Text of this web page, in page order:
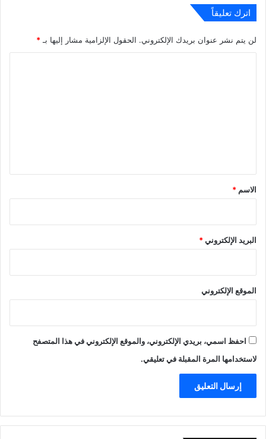
اترك تعليقاً
لن يتم نشر عنوان بريدك الإلكتروني. الحقول الإلزامية مشار إليها بـ *
*
الاسم *
البريد الإلكتروني*
الموقع الإلكتروني
احفظ اسمي، بريدي الإلكتروني، والموقع الإلكتروني في هذا المتصفح
لاستخدامها المرة المقبلة في تعليقي.